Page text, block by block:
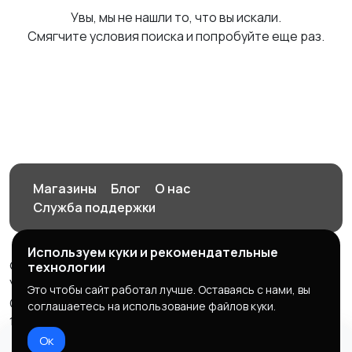
Увы, мы не нашли то, что вы искали.
Смягчите условия поиска и попробуйте еще раз.
Магазины Блог
О нас
Служба поддержки
© 2026 Орен-АЙ - Авто | Недвижимость | Работа |
Услуги
Создал Карусов Е.С ООО "ЦПК" ИНН 5609203278 ОГРН
1235600008841
Используем куки и рекомендательные
технологии
Это чтобы сайт работал лучше. Оставаясь с нами, вы
соглашаетесь на использование файлов куки.
Ок